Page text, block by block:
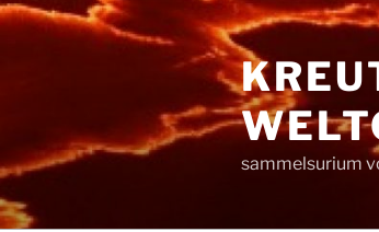
Zum
Inhalt
sammelsurium